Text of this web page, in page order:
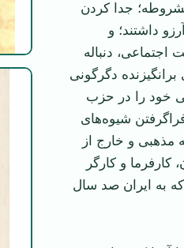
جدا كردن
داشتند؛ و
‏اجتماعی، دنباله
دگرگونی
خود را در حزب
شيوه‌های
مذهبی و خارج از
و كارگر
كه به ايران صد سال